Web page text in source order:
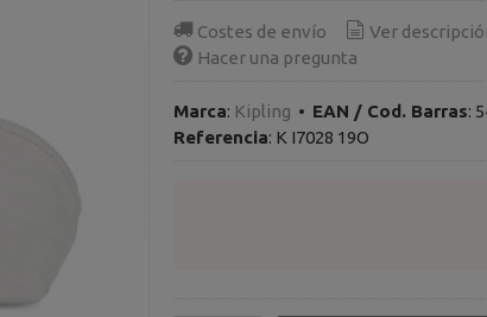
Costes de envío
Ver
Hacer una pregunta
Marca: Kipling • EAN / Cod. Barras:
Referencia: K I7028 19O